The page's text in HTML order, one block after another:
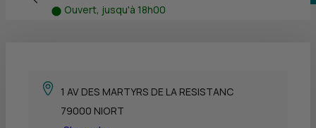
Ouvert, jusqu'à 18h00
1 AV DES MARTYRS DE LA RESISTANC
79000 NIORT